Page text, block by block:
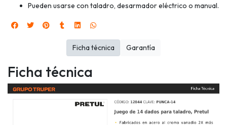
Pueden usarse con taladro, desarmador eléctrico o manual.
Ficha técnica
Ficha técnica Garantía